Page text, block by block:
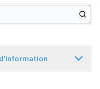
d'Information